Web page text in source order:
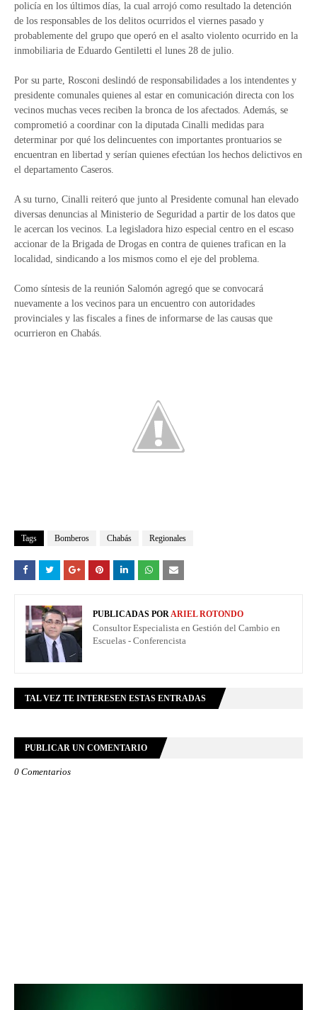
policía en los últimos días, la cual arrojó como resultado la detención
de los responsables de los delitos ocurridos el viernes pasado y
probablemente del grupo que operó en el asalto violento ocurrido en la
inmobiliaria de Eduardo Gentiletti el lunes 28 de julio.
Por su parte, Rosconi deslindó de responsabilidades a los intendentes y
presidente comunales quienes al estar en comunicación directa con los
vecinos muchas veces reciben la bronca de los afectados. Además, se
comprometió a coordinar con la diputada Cinalli medidas para
determinar por qué los delincuentes con importantes prontuarios se
encuentran en libertad y serían quienes efectúan los hechos delictivos en
el departamento Caseros.
A su turno, Cinalli reiteró que junto al Presidente comunal han elevado
diversas denuncias al Ministerio de Seguridad a partir de los datos que
le acercan los vecinos. La legisladora hizo especial centro en el escaso
accionar de la Brigada de Drogas en contra de quienes trafican en la
localidad, sindicando a los mismos como el eje del problema.
Como síntesis de la reunión Salomón agregó que se convocará
nuevamente a los vecinos para un encuentro con autoridades
provinciales y las fiscales a fines de informarse de las causas que
ocurrieron en Chabás.
Tags Bomberos Chabás Regionales
PUBLICADAS PORARIEL ROTONDO
Consultor Especialista en Gestión del Cambio en
Escuelas - Conferencista
TAL VEZ TE INTERESEN ESTAS ENTRADAS
PUBLICAR UN COMENTARIO
0 Comentarios